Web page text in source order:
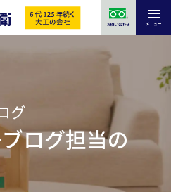
お問い合わせ メニュー
グ
ログ担当の